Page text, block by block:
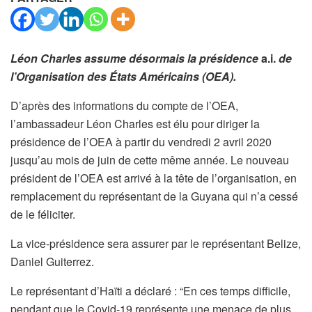
Léon Charles assume désormais la présidencea.i.de
l’Organisation des États Américains (OEA).
D’après des informations du compte de l’OEA,
l’ambassadeur Léon Charles est élu pour diriger la
présidence de l’OEA à partir du vendredi 2 avril 2020
jusqu’au mois de juin de cette même année. Le nouveau
président de l’OEA est arrivé à la tête de l’organisation, en
remplacement du représentant de la Guyana qui n’a cessé
de le féliciter.
La vice-présidence sera assurer par le représentant Belize,
Daniel Guiterrez.
Le représentant d’Haïti a déclaré : “En ces temps difficile,
pendant que le Covid-19 représente une menace de plus